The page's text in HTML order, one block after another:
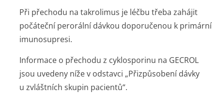
Při přechodu na takrolimus je léčbu třeba zahájit
počáteční perorální dávkou doporučenou k primární
imunosupresi.
Informace o přechodu z cyklosporinu na GECROL
jsou uvedeny níže v odstavci „Přizpůsobení dávky
u zvláštních skupin pacientů“.